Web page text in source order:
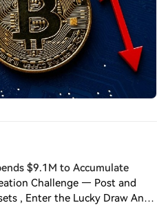
$9.1M to Accumulate
Challenge — Post and
, Enter the Lucky Draw An